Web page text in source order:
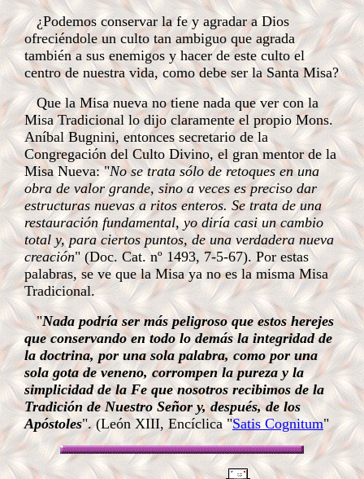
¿Podemos conservar la fe y agradar a Dios
ofreciéndole un culto tan ambiguo que agrada
también a sus enemigos y hacer de este culto el
centro de nuestra vida, como debe ser la Santa Misa?
Que la Misa nueva no tiene nada que ver con la
Misa Tradicional lo dijo claramente el propio Mons.
Aníbal Bugnini, entonces secretario de la
Congregación del Culto Divino, el gran mentor de la
Misa Nueva: "No se trata sólo de retoques en una
obra de valor grande, sino a veces es preciso dar
estructuras nuevas a ritos enteros. Se trata de una
restauración fundamental, yo diría casi un cambio
total y, para ciertos puntos, de una verdadera nueva
creación" (Doc. Cat. nº 1493, 7-5-67). Por estas
palabras, se ve que la Misa ya no es la misma Misa
Tradicional.
"Nada podría ser más peligroso que estos herejes
que conservando en todo lo demás la integridad de
la doctrina, por una sola palabra, como por una
sola gota de veneno, corrompen la pureza y la
simplicidad de la Fe que nosotros recibimos de la
Tradición de Nuestro Señor y, después, de los
Apóstoles". (León XIII, Encíclica "Satis Cognitum"